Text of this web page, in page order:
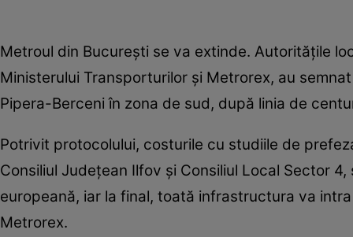
Metroul din București se va extinde. Autoritățile
Ministerului Transporturilor și Metrorex, au
Pipera-Berceni în zona de sud, după linia de
Potrivit protocolului, costurile cu studiile de
Consiliul Județean Ilfov și Consiliul Local Sector
europeană, iar la final, toată infrastructura va
Metrorex.